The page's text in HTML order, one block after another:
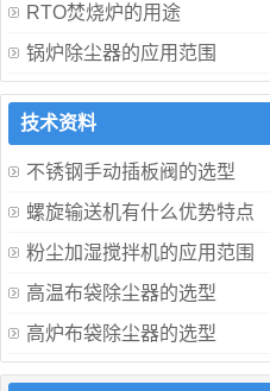
RTO焚烧炉的用途
锅炉除尘器的应用范围
技术资料
不锈钢手动插板阀的选型
螺旋输送机有什么优势特点
粉尘加湿搅拌机的应用范围
高温布袋除尘器的选型
高炉布袋除尘器的选型